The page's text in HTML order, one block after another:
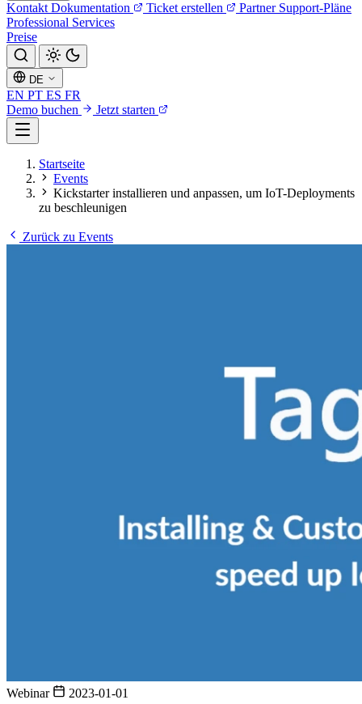
Kontakt Dokumentation Ticket erstellen Partner Support-Pläne
Professional Services
Preise
DE
EN PT ES FR
Demo buchen
Jetzt starten
Startseite
Events
Kickstarter installieren und anpassen, um IoT-Deployments
zu beschleunigen
Zurück zu Events
Webinar 2023-01-01